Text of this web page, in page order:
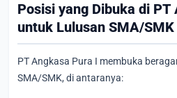
Posisi yang Dibuka di PT
untuk Lulusan SMA/SMK
PT Angkasa Pura I membuka
SMA/SMK, di antaranya: